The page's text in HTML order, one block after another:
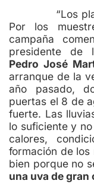
“Los plazos
Por los
campaña
presidente de
Pedro José
arranque de la
año pasado,
puertas el 8 de
fuerte. Las
lo suficiente y
calores,
formación de los
bien porque no
una uva de gran